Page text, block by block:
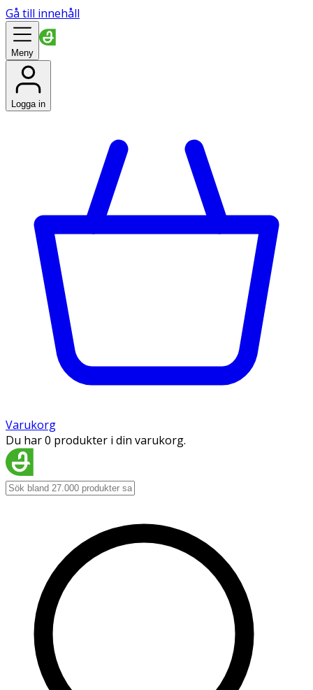
Gå till innehåll
Meny
Logga in
Varukorg
Du har 0 produkter i din varukorg.